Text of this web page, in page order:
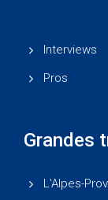
Interviews
Pros
Grandes
L'Alpes-